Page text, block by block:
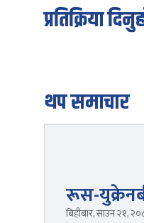
प्रतिक्रिया
थप समाचार
रूस-
बिहीबार, साउन २१,